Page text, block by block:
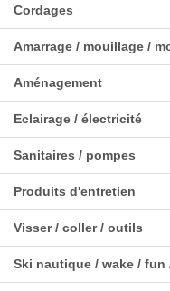
Cordages
Amarrage / mouillage /
Aménagement
Eclairage / électricité
Sanitaires / pompes
Produits d'entretien
Visser / coller / outils
Ski nautique / wake / fun